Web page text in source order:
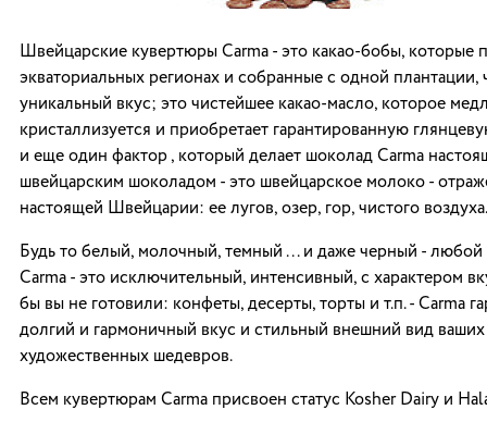
Швейцарские кувертюры Carma - это какао-бобы, которые
экваториальных регионах и собранные с одной плантации,
уникальный вкус; это чистейшее какао-масло, которое
кристаллизуется и приобретает гарантированную
и еще один фактор , который делает шоколад Carma
швейцарским шоколадом - это швейцарское молоко -
настоящей Швейцарии: ее лугов, озер, гор, чистого воздуха.
Будь то белый, молочный, темный ... и даже черный - любой
Carma - это исключительный, интенсивный, с характером
бы вы не готовили: конфеты, десерты, торты и т.п. - Carma
долгий и гармоничный вкус и стильный внешний вид ваших
художественных шедевров.
Всем кувертюрам Carma присвоен статус Kosher Dairy и